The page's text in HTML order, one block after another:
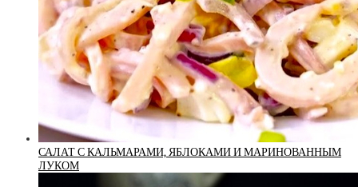
САЛАТ С КАЛЬМАРАМИ, ЯБЛОКАМИ И МАРИНОВАННЫМ
ЛУКОМ